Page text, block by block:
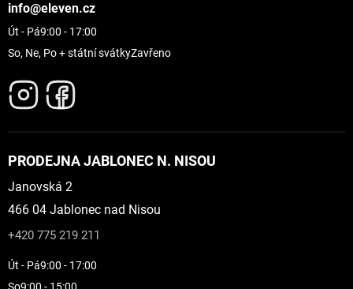
info@eleven.cz
Út - Pá9:00 - 17:00
So, Ne, Po + státní svátkyZavřeno
PRODEJNA JABLONEC N. NISOU
Janovská 2
466 04 Jablonec nad Nisou
+420 775 219 211
Út - Pá9:00 - 17:00